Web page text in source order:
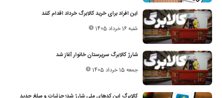
این افراد برای خرید کالابرگ خرداد اقدام کنند
شنبه 16 خرداد 1405
شارژ کالابرگ سرپرستان خانوار آغاز شد
جمعه 15 خرداد 1405